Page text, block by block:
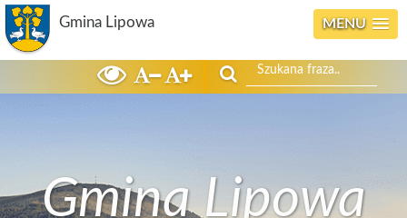
Gmina Lipowa MENU
Szukaj
Gmina Lipowa